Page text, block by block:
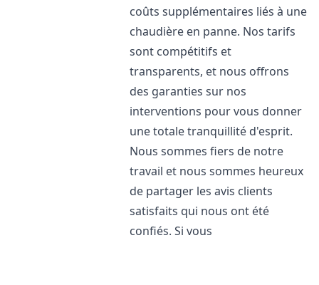
coûts supplémentaires liés à une
chaudière en panne. Nos tarifs
sont compétitifs et
transparents, et nous offrons
des garanties sur nos
interventions pour vous donner
une totale tranquillité d'esprit.
Nous sommes fiers de notre
travail et nous sommes heureux
de partager les avis clients
satisfaits qui nous ont été
confiés. Si vous